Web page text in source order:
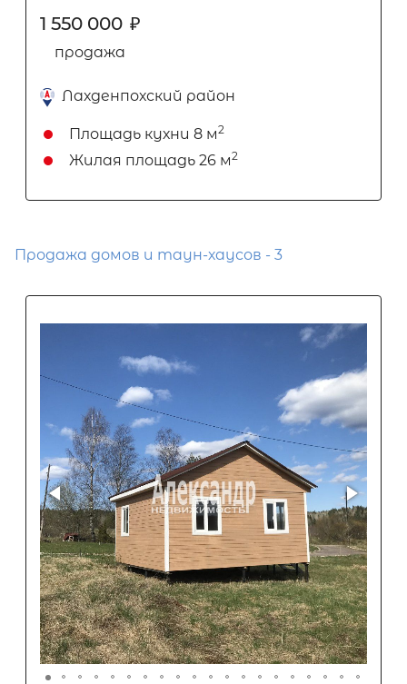
1 550 000 ₽
продажа
Лахденпохский район
Площадь кухни 8 м2
Жилая площадь 26 м2
Продажа домов и таун-хаусов - 3